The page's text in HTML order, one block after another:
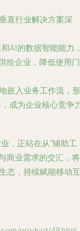
直行业解决方案深
和AI的数据智能能力
给企业，降低使用门
嵌入业务工作流，形
成为企业核心竞争
，正站在从“辅助工
商业需求的交汇，将
态，持续赋能移动互